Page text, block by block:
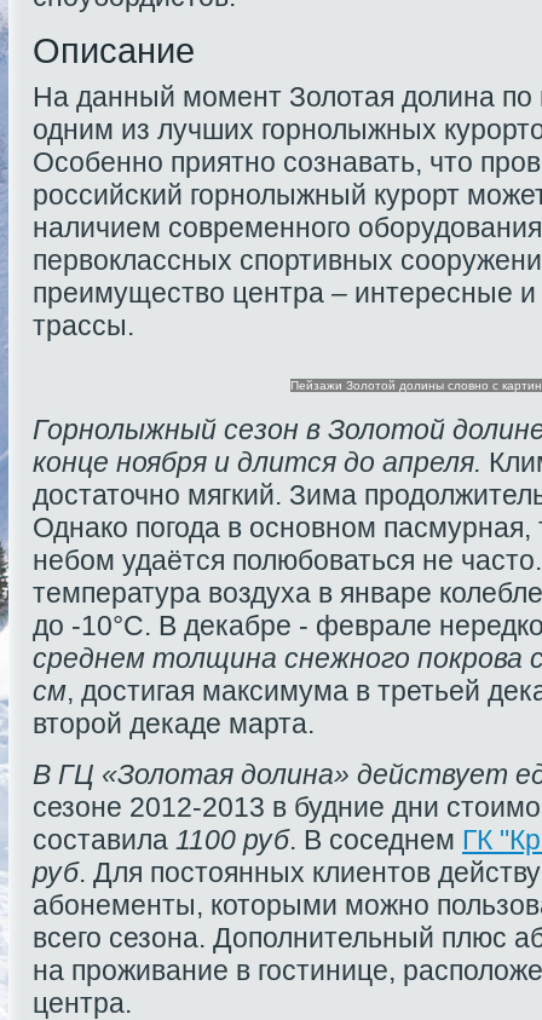
Описание
На данный момент Золотая долина по
одним из лучших горнолыжных
Особенно приятно сознавать, что
российский горнолыжный курорт
наличием современного
первоклассных спортивных
преимущество центра – интересные
трассы.
Пейзажи Золотой долины словно с
Горнолыжный сезон в Золотой
конце ноября и длится до апреля.
достаточно мягкий. Зима
Однако погода в основном пасмурная,
небом удаётся полюбоваться не
температура воздуха в январе
до -10°С. В декабре - феврале
среднем толщина снежного покрова
см, достигая максимума в третьей
второй декаде марта.
В ГЦ «Золотая долина» действует
сезоне 2012-2013 в будние дни
составила 1100 руб. В соседнем ГК
руб. Для постоянных клиентов
абонементы, которыми можно
всего сезона. Дополнительный плюс
на проживание в гостинице,
центра.